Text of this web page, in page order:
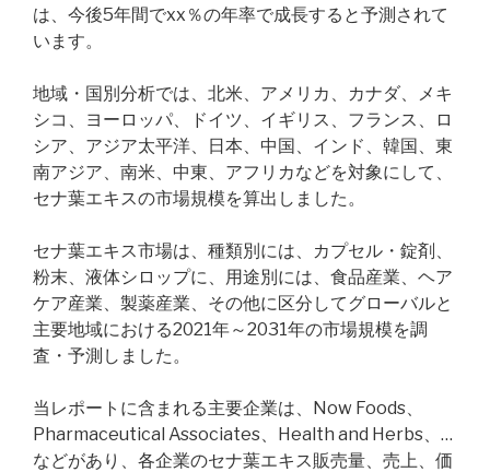
は、今後5年間でxx％の年率で成長すると予測されて
います。
地域・国別分析では、北米、アメリカ、カナダ、メキ
シコ、ヨーロッパ、ドイツ、イギリス、フランス、ロ
シア、アジア太平洋、日本、中国、インド、韓国、東
南アジア、南米、中東、アフリカなどを対象にして、
セナ葉エキスの市場規模を算出しました。
セナ葉エキス市場は、種類別には、カプセル・錠剤、
粉末、液体シロップに、用途別には、食品産業、ヘア
ケア産業、製薬産業、その他に区分してグローバルと
主要地域における2021年～2031年の市場規模を調
査・予測しました。
当レポートに含まれる主要企業は、Now Foods、
Pharmaceutical Associates、Health and Herbs、…
などがあり、各企業のセナ葉エキス販売量、売上、価